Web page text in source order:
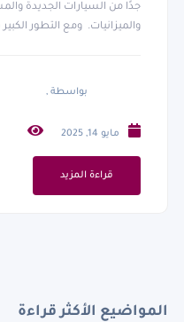
جدًا من السيارات الجديدة
والميزانيات. ومع التطور
بواسطة ,
مايو 14, 2025
قراءة المزيد
المواضيع الأكثر قراءة